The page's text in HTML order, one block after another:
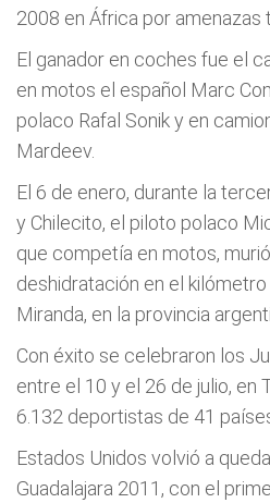
2008 en África por amenazas
El ganador en coches fue el
en motos el español Marc
polaco Rafal Sonik y en
Mardeev.
El 6 de enero, durante la
y Chilecito, el piloto polaco
que competía en motos,
deshidratación en el
Miranda, en la provincia
Con éxito se celebraron los
entre el 10 y el 26 de julio, en
6.132 deportistas de 41
Estados Unidos volvió a
Guadalajara 2011, con el